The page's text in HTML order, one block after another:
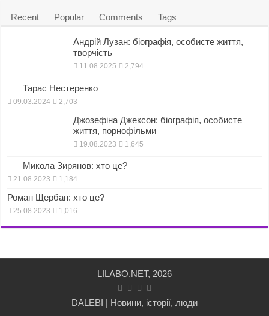
Recent Popular Comments Tags
Андрій Лузан: біографія, особисте життя,
творчість
11.08.2025 2,794
Тарас Нестеренко
09.03.2024 2,703
Джозефіна Джексон: біографія, особисте
життя, порнофільми
19.08.2023 1,645
Микола Зирянов: хто це?
21.08.2023 1,184
Роман Щербан: хто це?
25.08.2023 1,016
LILABO.NET, 2026
DALEBI | Новини, історії, люди